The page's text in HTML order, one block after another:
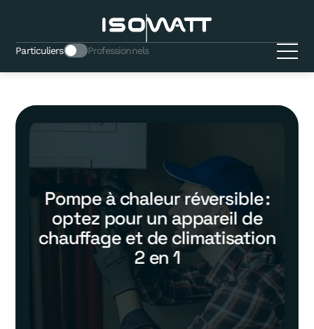
Particuliers Professionnels
Pompe à chaleur réversible :
optez pour un appareil de
chauffage et de climatisation
2 en 1